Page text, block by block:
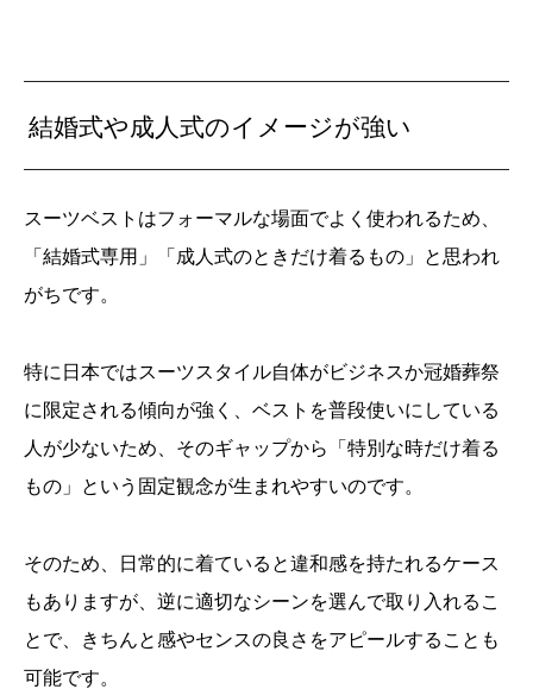
結婚式や成人式のイメージが強い
スーツベストはフォーマルな場面でよく使われるため、
「結婚式専用」「成人式のときだけ着るもの」と思われ
がちです。
特に日本ではスーツスタイル自体がビジネスか冠婚葬祭
に限定される傾向が強く、ベストを普段使いにしている
人が少ないため、そのギャップから「特別な時だけ着る
もの」という固定観念が生まれやすいのです。
そのため、日常的に着ていると違和感を持たれるケース
もありますが、逆に適切なシーンを選んで取り入れるこ
とで、きちんと感やセンスの良さをアピールすることも
可能です。